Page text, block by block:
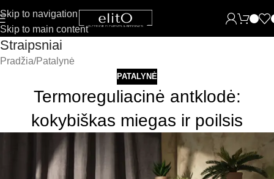
Skip to navigation
Skip to main content
Straipsniai
Pradžia Patalynė
PATALYNĖ
Termoreguliacinė antklodė:
kokybiškas miegas ir poilsis